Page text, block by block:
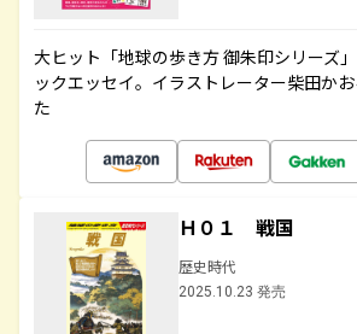
大ヒット「地球の歩き方 御朱印シリーズ
ックエッセイ。イラストレーター柴田か
た
Ｈ０１ 戦国
歴史時代
2025.10.23 発売